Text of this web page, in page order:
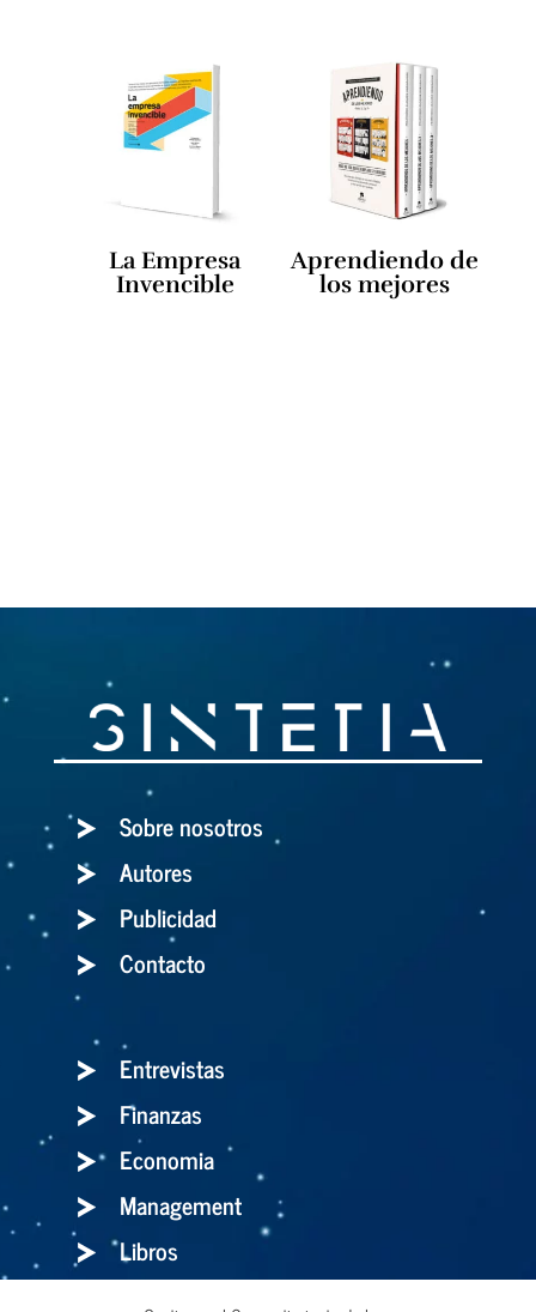
La Empresa
Invencible
Aprendiendo de
los mejores
Sobre nosotros
Autores
Publicidad
Contacto
Entrevistas
Finanzas
Economia
Management
Libros